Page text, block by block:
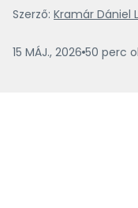
Szerző: Kramár Dániel
15 MÁJ., 2026 50 perc